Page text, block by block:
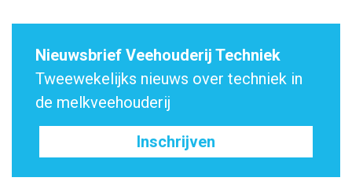
Nieuwsbrief Veehouderij Techniek
Tweewekelijks nieuws over techniek in
de melkveehouderij
Inschrijven